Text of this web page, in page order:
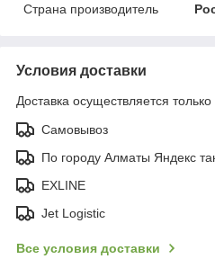
Страна производитель
Условия доставки
Доставка осуществляется
Самовывоз
По городу Алматы Яндекс
EXLINE
Jet Logistic
Все условия доставки